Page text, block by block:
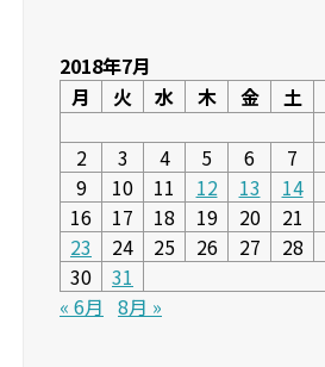
2018年7月
月
火 水 木 金 土
2
3 4 5 6 7
9
10 11 12 13 14
16
17 18 19 20 21
23
24 25 26 27 28
30
31
« 6月 8月 »